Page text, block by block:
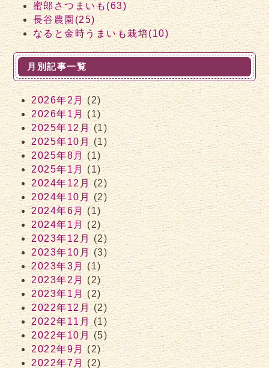
蜜郎さつまいも(63)
長谷農園(25)
なると金時うまいも栽培(10)
月別記事一覧
2026年2月(2)
2026年1月(1)
2025年12月(1)
2025年10月(1)
2025年8月(1)
2025年1月(1)
2024年12月(2)
2024年10月(2)
2024年6月(1)
2024年1月(2)
2023年12月(2)
2023年10月(3)
2023年3月(1)
2023年2月(2)
2023年1月(2)
2022年12月(2)
2022年11月(1)
2022年10月(5)
2022年9月(2)
2022年7月(2)